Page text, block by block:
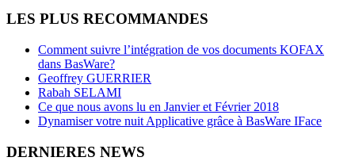
LES PLUS RECOMMANDES
Comment suivre l’intégration de vos documents KOFAX
dans BasWare?
Geoffrey GUERRIER
Rabah SELAMI
Ce que nous avons lu en Janvier et Février 2018
Dynamiser votre nuit Applicative grâce à BasWare IFace
DERNIERES NEWS